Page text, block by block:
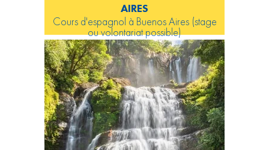
AIRES
Cours d'espagnol à Buenos Aires (stage
ou volontariat possible)